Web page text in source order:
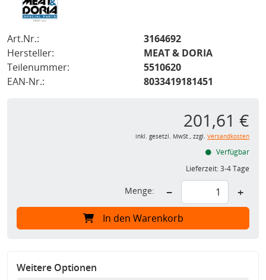
Art.Nr.:
3164692
Hersteller:
MEAT & DORIA
Teilenummer:
5510620
EAN-Nr.:
8033419181451
201,61 €
inkl. gesetzl. MwSt., zzgl. Versandkosten
Verfügbar
Lieferzeit:3-4 Tage
Menge: − +
In den Warenkorb
Weitere Optionen